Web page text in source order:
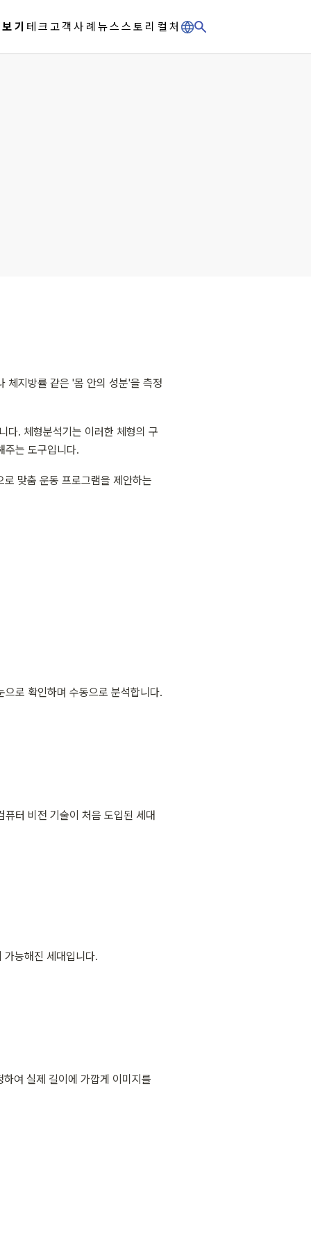
기 테크고객사례 뉴스스토리 컬처
체지방률 같은 '몸 안의 성분'을 측정
다. 체형분석기는 이러한 체형의 구
주는 도구입니다.
맞춤 운동 프로그램을 제안하는
로 확인하며 수동으로 분석합니다.
터 비전 기술이 처음 도입된 세대
능해진 세대입니다.
여 실제 길이에 가깝게 이미지를